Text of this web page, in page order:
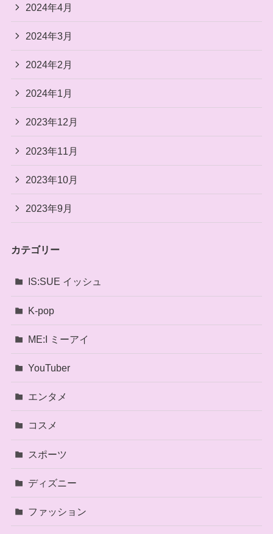
2024年4月
2024年3月
2024年2月
2024年1月
2023年12月
2023年11月
2023年10月
2023年9月
カテゴリー
IS:SUE イッシュ
K-pop
ME:I ミーアイ
YouTuber
エンタメ
コスメ
スポーツ
ディズニー
ファッション